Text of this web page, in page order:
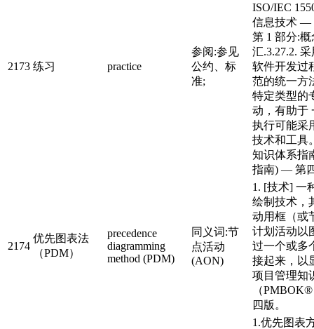
2173 练习 practice
参阅:参见
公约、标
准;
ISO/IEC
信息技术
第 1 部分:
汇.3.27.2.
软件开发过
范的统一方
特定类型的
动，有助于
执行可能采
技术和工具
知识体系指
指南) — 第
2174
优先图表法
（PDM）
precedence
diagramming
method (PDM)
同义词:节
点活动
(AON)
1. [技术] 一
绘制技术，
动用框（或
计划活动以
过一个或多
接起来，以
项目管理知
（
四版。
1.优先图表